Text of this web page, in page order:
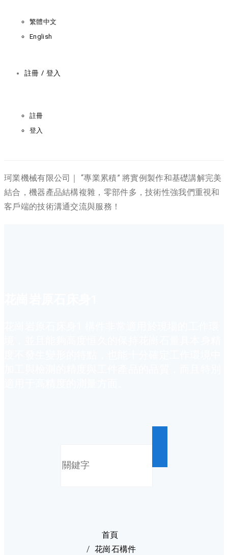
繁體中文
English
註冊 / 登入
註冊
登入
珂業機械有限公司｜ “專業累積” 將實例製作和基礎講解完美
結合，機器產品結構複雜，零部件多，技術性強我們重視和
客戶端的技術溝通交流與服務！
首頁
花崗石構件